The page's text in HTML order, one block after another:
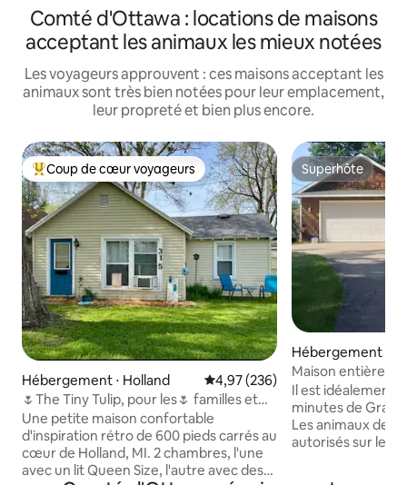
Comté d'Ottawa : locations de maisons
acceptant les animaux les mieux notées
Les voyageurs approuvent : ces maisons acceptant les
animaux sont très bien notées pour leur emplacement,
leur propreté et bien plus encore.
Coups de cœur voyageurs les plus appréciés
Coup de cœur voyageurs
Hébergement ⋅ Holland Évaluation moyenne sur la
4,97 (236)
🌷The Tiny Tulip, pour les🌷 familles et
les animaux
Une petite maison confortable
d'inspiration rétro de 600 pieds carrés au
cœur de Holland, MI. 2 chambres, l'une
avec un lit Queen Size, l'autre avec des
Superhôte
Superhôte
Hébergement ⋅
Maison entière,
campagne, 2
Il est idéalement
minutes de
Les animaux de
autorisés sur les